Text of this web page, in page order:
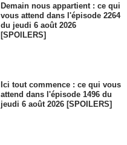
Demain nous appartient : ce qui
vous attend dans l'épisode 2264
du jeudi 6 août 2026
[SPOILERS]
Ici tout commence : ce qui vous
attend dans l'épisode 1496 du
jeudi 6 août 2026 [SPOILERS]